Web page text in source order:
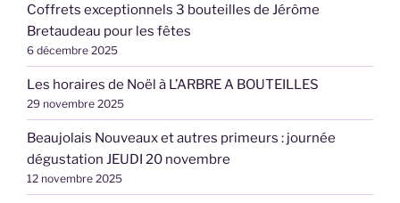
Coffrets exceptionnels 3 bouteilles de Jérôme
Bretaudeau pour les fêtes
6 décembre 2025
Les horaires de Noël à L’ARBRE A BOUTEILLES
29 novembre 2025
Beaujolais Nouveaux et autres primeurs : journée
dégustation JEUDI 20 novembre
12 novembre 2025